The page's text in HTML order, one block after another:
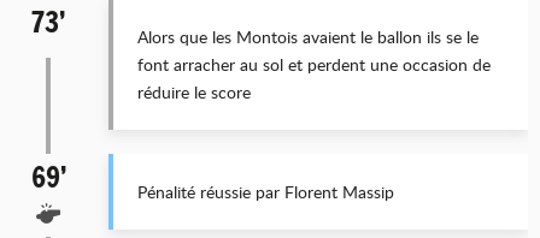
73’
Alors que les Montois avaient le ballon ils se le
font arracher au sol et perdent une occasion de
réduire le score
69’ Pénalité réussie par Florent Massip